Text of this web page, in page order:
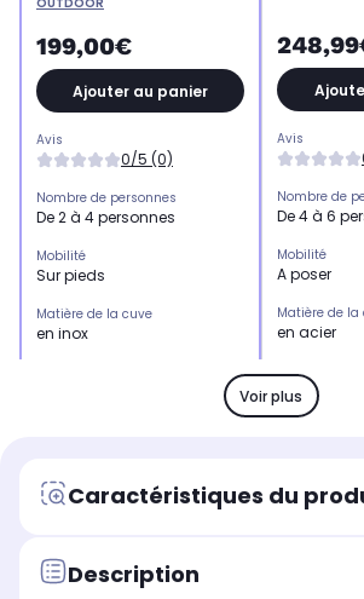
199,00€
Ajouter au panier
Avis
0/5 (0)
Nombre de personnes
De 2 à 4 personnes
Mobilité
Sur pieds
Matière de la cuve
en inox
Nombre de grilles / plaques
Thermomètre
Non
Avis
Nombre de
De 4 à 6
Mobilité
A poser
Matière de la
en acier
Couvercle
Non
Nombre de
Voir plus
Caractéristiques du
Description